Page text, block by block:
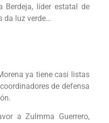
Berdeja, líder estatal de
da luz verde…
ya tiene casi listas
de defensa
a Zulmma Guerrero,